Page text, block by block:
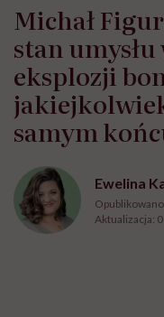
Michał
stan
eksplozji
samym
Ewelina
Aktualizacja: